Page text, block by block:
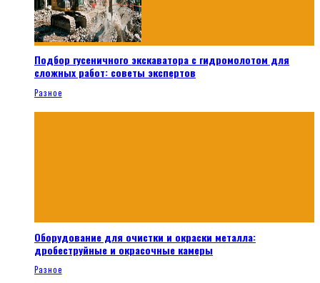
Подбор гусеничного экскаватора с гидромолотом для
сложных работ: советы экспертов
Разное
Оборудование для очистки и окраски металла:
дробеструйные и окрасочные камеры
Разное